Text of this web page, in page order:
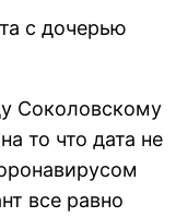
с дочерью
Соколовскому
то что дата не
все равно